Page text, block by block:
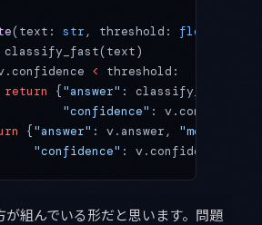
(text: str , threshold: float
classify_fast(text)
<
threshold:
return
{"answer" :
"confidence"
:
{"answer" : v.answer, "model"
"confidence"
: v.confidence,
が組んでいる形だと思います。問題